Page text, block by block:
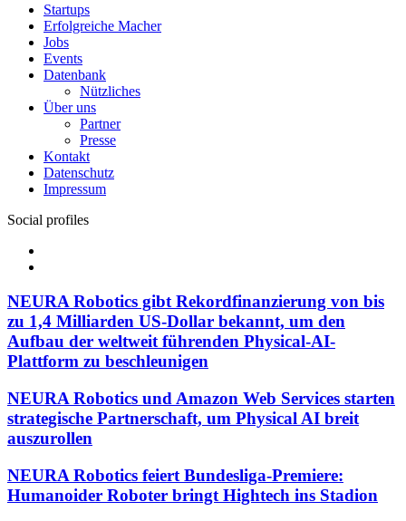
Startups
Erfolgreiche Macher
Jobs
Events
Datenbank
Nützliches
Über uns
Partner
Presse
Kontakt
Datenschutz
Impressum
Social profiles
NEURA Robotics gibt Rekordfinanzierung von bis
zu 1,4 Milliarden US-Dollar bekannt, um den
Aufbau der weltweit führenden Physical-AI-
Plattform zu beschleunigen
NEURA Robotics und Amazon Web Services starten
strategische Partnerschaft, um Physical AI breit
auszurollen
NEURA Robotics feiert Bundesliga-Premiere:
Humanoider Roboter bringt Hightech ins Stadion